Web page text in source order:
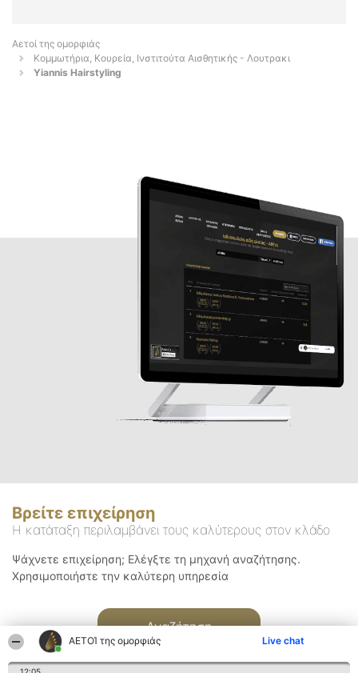
ΑΕΤΟΊ της ομορφιάς Live chat
Αετοί της ομορφιάς
Κομμωτήρια, Κουρεία, Ινστιτούτα Αισθητικής - Λουτρακι
Yiannis Hairstyling
Βρείτε επιχείρηση
Η κατάταξη περιλαμβάνει τους καλύτερους στον κλάδο
Ψάχνετε επιχείρηση; Ελέγξτε τη μηχανή αναζήτησης.
Χρησιμοποιήστε την καλύτερη υπηρεσία
Αναζήτηση